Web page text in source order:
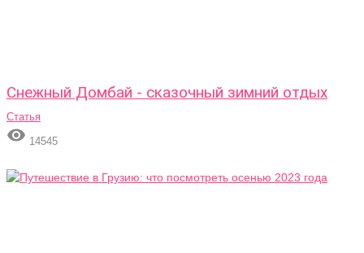
Снежный Домбай - сказочный зимний отдых
Статья
 14545